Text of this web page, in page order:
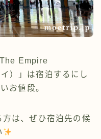
Empire
）」は宿泊するにし
お値段。
は、ぜひ宿泊先の候